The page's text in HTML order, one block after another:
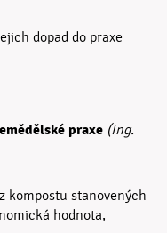
dopad do praxe
praxe (Ing.
kompostu stanovených
hodnota,